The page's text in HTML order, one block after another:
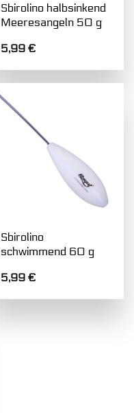
Sbirolino halbsinkend
Meeresangeln 50 g
5,99€
Sbirolino
schwimmend 60 g
5,99€